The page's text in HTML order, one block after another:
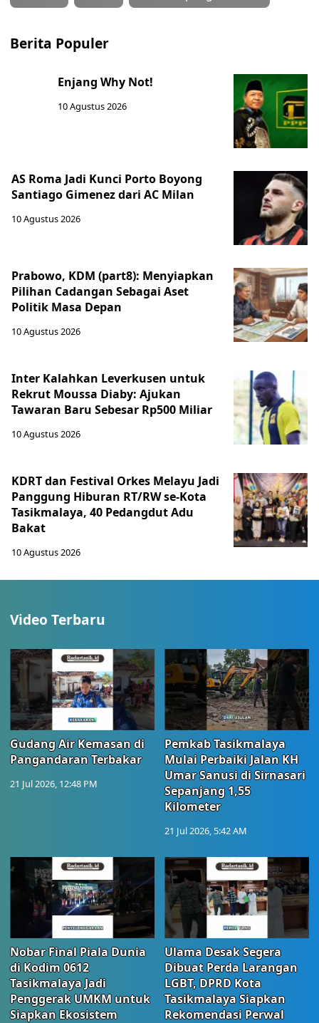
Berita Populer
Enjang Why Not!
10 Agustus 2026
AS Roma Jadi Kunci Porto Boyong
Santiago Gimenez dari AC Milan
10 Agustus 2026
Prabowo, KDM (part8): Menyiapkan
Pilihan Cadangan Sebagai Aset
Politik Masa Depan
10 Agustus 2026
Inter Kalahkan Leverkusen untuk
Rekrut Moussa Diaby: Ajukan
Tawaran Baru Sebesar Rp500 Miliar
10 Agustus 2026
KDRT dan Festival Orkes Melayu Jadi
Panggung Hiburan RT/RW se-Kota
Tasikmalaya, 40 Pedangdut Adu
Bakat
10 Agustus 2026
Video Terbaru
Gudang Air Kemasan di
Pangandaran Terbakar
21 Jul 2026, 12:48 PM
Pemkab Tasikmalaya
Mulai Perbaiki Jalan KH
Umar Sanusi di Sirnasari
Sepanjang 1,55
Kilometer
21 Jul 2026, 5:42 AM
Nobar Final Piala Dunia
di Kodim 0612
Tasikmalaya Jadi
Penggerak UMKM untuk
Siapkan Ekosistem
Ulama Desak Segera
Dibuat Perda Larangan
LGBT, DPRD Kota
Tasikmalaya Siapkan
Rekomendasi Perwal